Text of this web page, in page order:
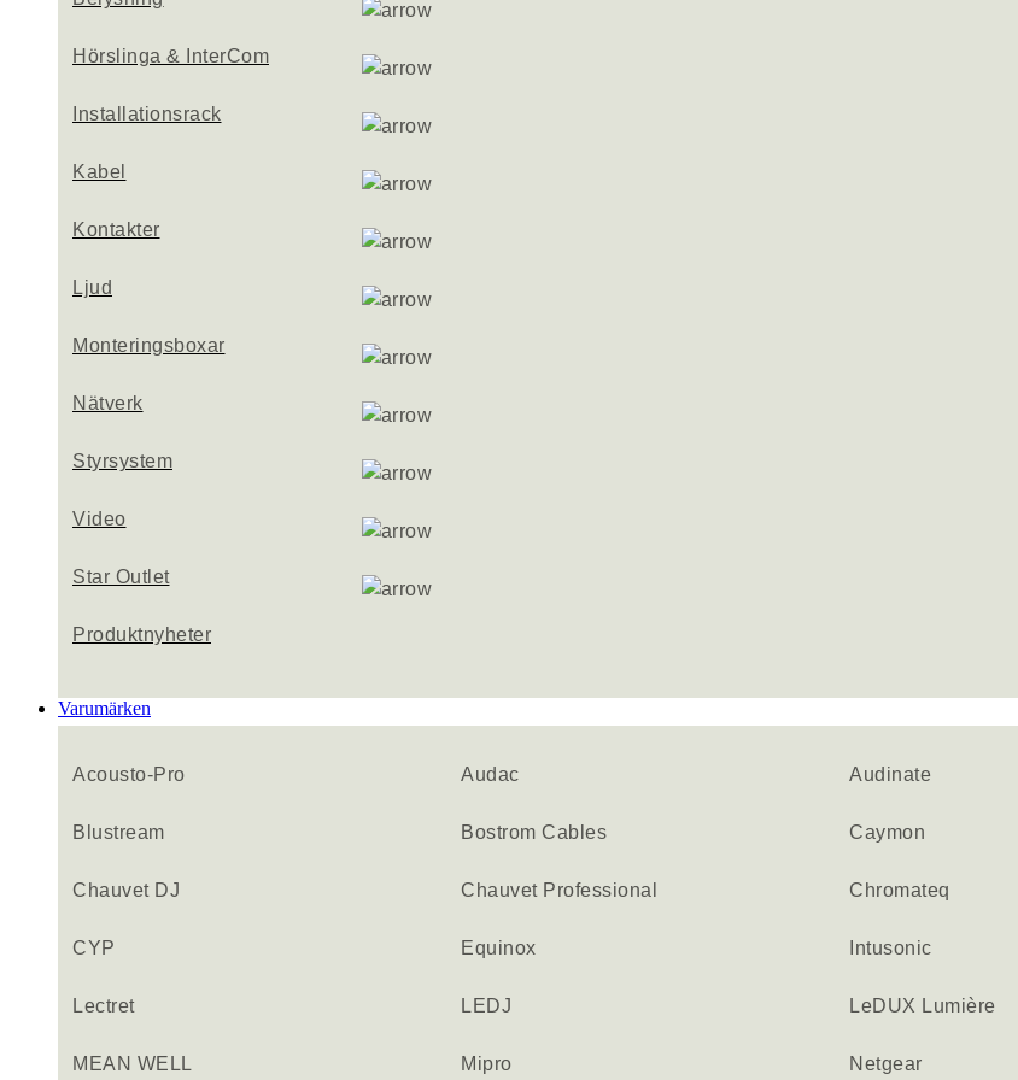
Hörslinga & InterCom
Installationsrack
Kabel
Kontakter
Ljud
Monteringsboxar
Nätverk
Styrsystem
Video
Star Outlet
Produktnyheter
Varumärken
Acousto-Pro Audac Audinate
Blustream Bostrom Cables Caymon
Chauvet DJ Chauvet Professional Chromateq
CYP Equinox Intusonic
Lectret LEDJ LeDUX Lumière
MEAN WELL Mipro Netgear